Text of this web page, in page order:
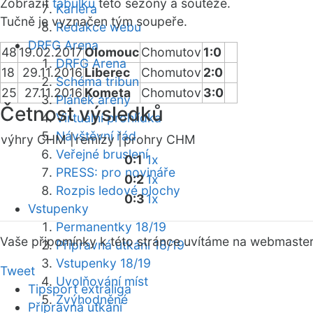
Kariéra
Redakce webu
DRFG Arena
DRFG Arena
Schéma tribun
Plánek areny
Virtuální prohlídka
Návštěvní řád
Veřejné bruslení
PRESS: pro novináře
Rozpis ledové plochy
Vstupenky
Permanentky 18/19
Přípravná utkání 18/19
Vstupenky 18/19
Uvolňování míst
Zvýhodněné
Zobrazit tabulku této sezóny a soutěže.
Tučně je vyznačen tým soupeře.
4819.02.2017OlomoucChomutov 1:0
18
29.11.2016Liberec Chomutov 2:0
25
27.11.2016 Kometa Chomutov 3:0
Četnost výsledků
výhry CHM |remízy |prohry CHM
0:1 1x
0:21x
0:31x
Vaše připomínky k této stránce uvítáme na webmaster
Tweet
Tipsport extraliga
Přípravná utkání